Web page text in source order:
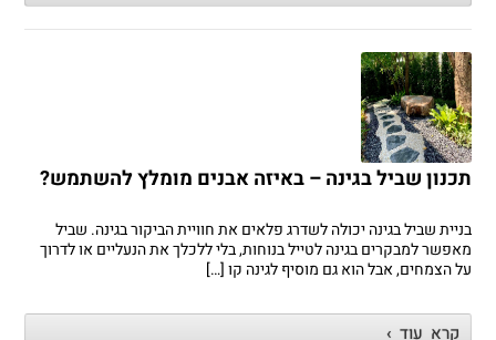
תכנון שביל בגינה – באיזה אבנים מומלץ להשתמש?
בניית שביל בגינה יכולה לשדרג פלאים את חוויית הביקור בגינה. שביל
מאפשר למבקרים בגינה לטייל בנוחות, בלי ללכלך את הנעליים או לדרוך
על הצמחים, אבל הוא גם מוסיף לגינה קו […]
קרא עוד ›